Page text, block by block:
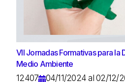
VII Jornadas Formativas para la
Medio Ambiente
12407
04/11/2024 al 02/12/